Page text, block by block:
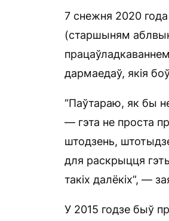
7 снежня 2020
(старшыням
дармаедаў, якія
“Паўтараю, як бы
— гэта не проста
штодзень,
для раскрыцця
такіх далёкіх”, —
У 2015 годзе быў